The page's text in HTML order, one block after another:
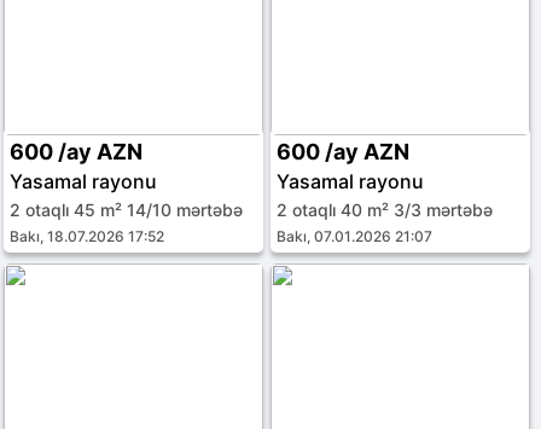
600 /ay AZN
Yasamal rayonu
2 otaqlı 45 m² 14/10 mərtəbə
Bakı, 18.07.2026 17:52
600 /ay AZN
Yasamal rayonu
2 otaqlı 40 m² 3/3 mərtəbə
Bakı, 07.01.2026 21:07